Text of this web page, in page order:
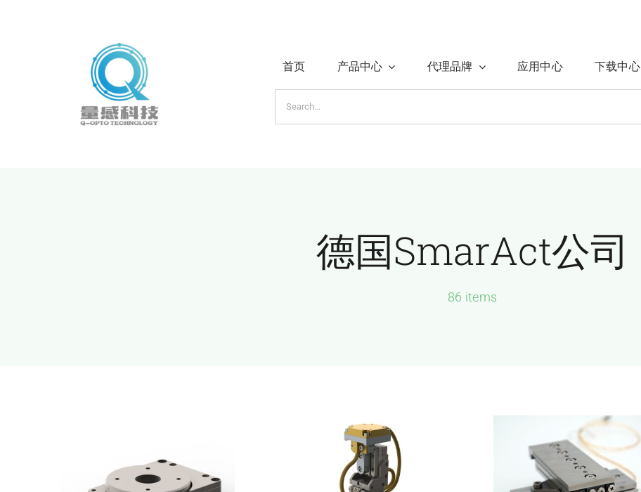
首页 产品中心 代理品牌 应用中心 下载中心
索：
德国SmarAct公司
86 items